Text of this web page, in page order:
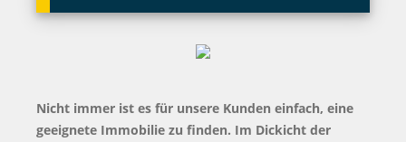
Nicht immer ist es für unsere Kunden einfach, eine
geeignete Immobilie zu finden. Im Dickicht der